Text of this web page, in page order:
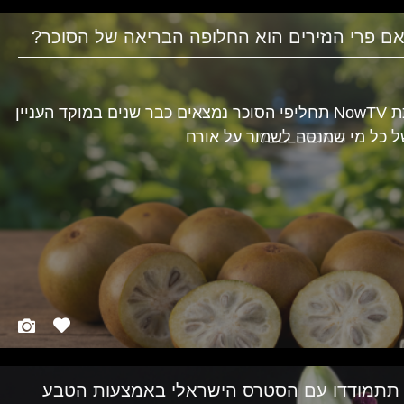
פרי הנזירים הוא החלופה הבריאה של הסוכר?
WELLBEING
מאת: WELLBEING, מערכת NowTV תחליפי הסוכר נמצאים כבר שנים במוקד העניין
כל מי שמנסה לשמור על אורח
עם הסטרס הישראלי באמצעות הטבע